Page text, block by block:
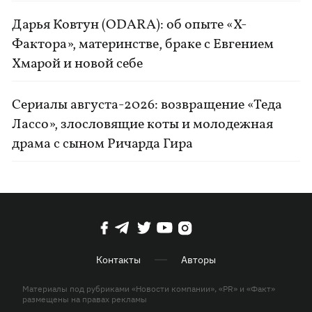
Дарья Ковтун (ODARA): об опыте «Х-
Фактора», материнстве, браке с Евгением
Хмарой и новой себе
Сериалы августа-2026: возвращение «Теда
Лассо», злословящие коты и молодежная
драма с сыном Ричарда Гира
Контакты Авторы
Материалы под рубриками «Новости компании», «PR» и «Факт»
размещены на правах рекламы